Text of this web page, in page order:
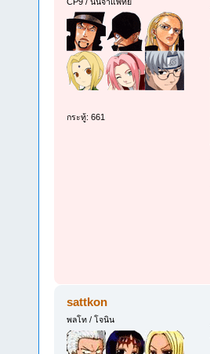
กระทู้: 661
sattkon
พลโท / โจนิน